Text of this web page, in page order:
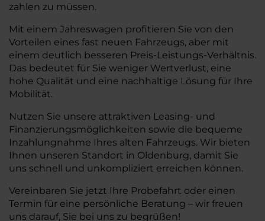
zahlen zu müssen.
Mit einem Jahreswagen profitieren Sie von den
Vorteilen eines fast neuen Fahrzeugs, aber mit
einem deutlich besseren Preis-Leistungs-Verhältnis.
Das bedeutet für Sie weniger Wertverlust, eine
hohe Qualität und eine nachhaltige Lösung für Ihre
Mobilität.
Nutzen Sie unsere attraktiven Leasing- und
Finanzierungsmöglichkeiten sowie die bequeme
Inzahlungnahme Ihres alten Fahrzeugs. Wir bieten
Ihnen unseren Standort in Oldenburg, damit Sie
uns schnell und unkompliziert erreichen können.
Vereinbaren Sie jetzt Ihre Probefahrt oder einen
Termin für eine persönliche Beratung – wir freuen
uns darauf, Sie bei uns zu begrüßen!